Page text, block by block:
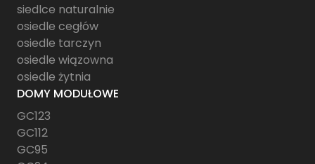
siedlce naturalnie
osiedle cegłów
osiedle tarczyn
osiedle wiązowna
osiedle żytnia
DOMY MODUŁOWE
GC123
GC112
GC95